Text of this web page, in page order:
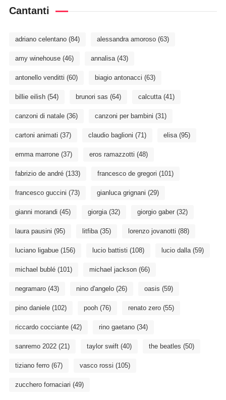
Cantanti
adriano celentano(84) alessandra amoroso(63)
amy winehouse(46) annalisa(43)
antonello venditti (60) biagio antonacci (63)
billie eilish(54) brunori sas (64) calcutta(41)
canzoni di natale(36) canzoni per bambini (31)
cartoni animati (37) claudio baglioni (71) elisa(95)
emma marrone(37) eros ramazzotti (48)
fabrizio de andré(133) francesco de gregori (101)
francesco guccini (73) gianluca grignani (29)
gianni morandi (45) giorgia(32) giorgio gaber(32)
laura pausini (95) litfiba(35) lorenzo jovanotti (88)
luciano ligabue(156) lucio battisti (108) lucio dalla(59)
michael bublé(101) michael jackson(66)
negramaro(43) nino d'angelo(26) oasis (59)
pino daniele(102) pooh(76) renato zero(55)
riccardo cocciante(42) rino gaetano(34)
sanremo 2022(21) taylor swift(40) the beatles (50)
tiziano ferro(67) vasco rossi (105)
zucchero fornaciari (49)